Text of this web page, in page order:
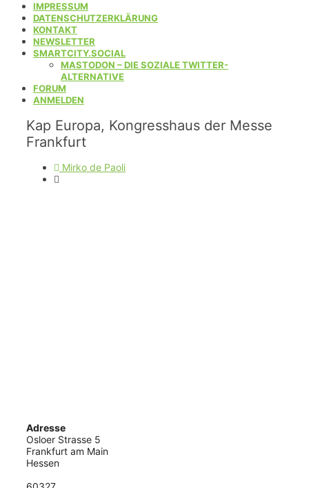
IMPRESSUM
DATENSCHUTZERKLÄRUNG
KONTAKT
NEWSLETTER
SMARTCITY.SOCIAL
MASTODON – DIE SOZIALE TWITTER-
ALTERNATIVE
FORUM
ANMELDEN
Kap Europa, Kongresshaus der Messe
Frankfurt
Mirko de Paoli
Adresse
Osloer Strasse 5
Frankfurt am Main
Hessen